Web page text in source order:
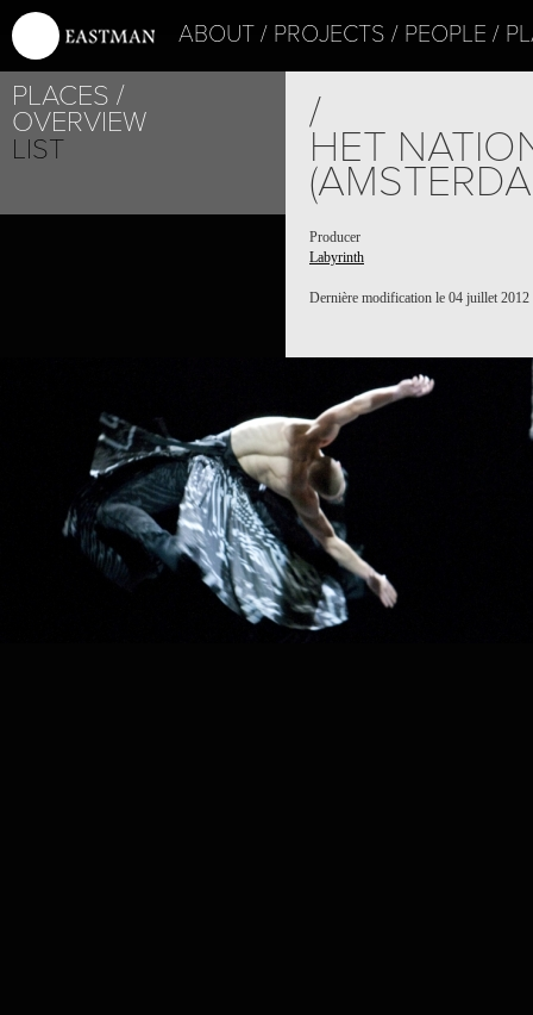
ABOUT PROJECTS PEOPLE
PLACES
OVERVIEW
LIST
/
HET
Producer
Labyrinth
Dernière modification le 04 juillet 2012